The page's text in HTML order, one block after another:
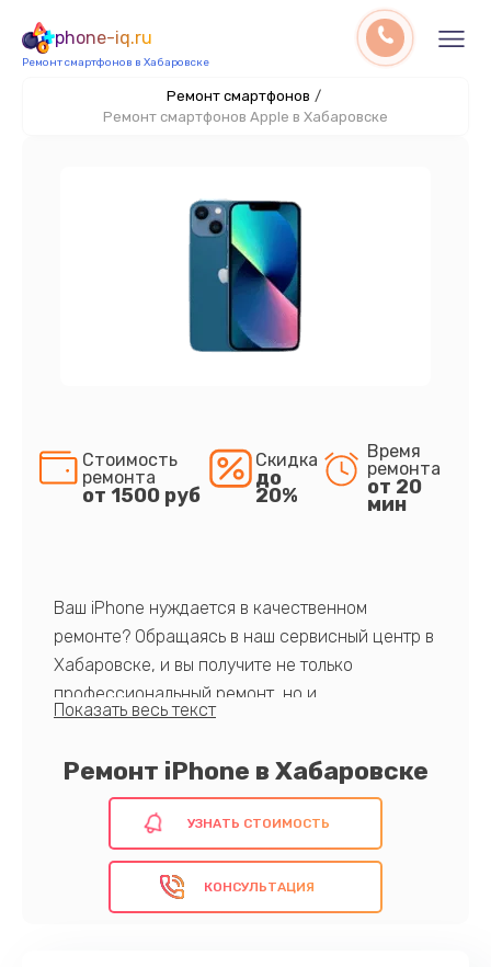
phone-iq.ru
Ремонт смартфонов в Хабаровске
Ремонт смартфонов /
Ремонт смартфонов Apple в Хабаровске
Ремонт iPhone в Хабаровске
Стоимость
ремонта
от 1500 руб
Скидка
до
20%
Время
ремонта
от 20
мин
Ваш iPhone нуждается в качественном
ремонте? Обращаясь в наш сервисный центр в
Хабаровске, и вы получите не только
профессиональный ремонт, но и
индивидуальный подход. Мы гарантируем
использование только оригинальных
комплектующих.
Доверьте свой iPhone профессионалам!
УЗНАТЬ СТОИМОСТЬ
КОНСУЛЬТАЦИЯ